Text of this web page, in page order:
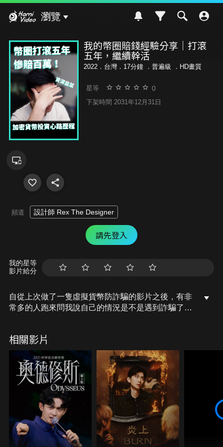
瀏覽
我的幣圈賠錢經驗分享｜打滾
五年，繼續幹活
2022．台灣．17分鐘 ． 普遍級 ．HD畫質
星等 0
下架時間 2031年12月31日
頻道 設計師 Rex The Designer
請先登入
我的星等
影片給分
自從上次做了一隻虛擬貨幣防詐騙的影片之後，有非
常多的人跑來問我說自己的情況是不是遇到詐騙了、
有辦法接受自己被騙的這個事實，只是需要由其他人
來徹底點醒。
當中也很多人跟我聊到說他們非常難過、無法接受、
甚至於無法面對自己的家人。
而最近甚至看到很多人賠錢賠掉了性命，感覺真的是
不勝唏噓
網路的時代讓我們總是能夠看到大家光鮮亮麗的一面
讓你每天資訊焦慮、每天都在羨慕別人的人生，市場
又出了幾個少年股神幣神
相關影片